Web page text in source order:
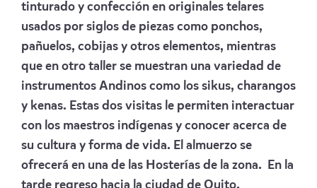
tinturado y confección en originales telares
usados por siglos de piezas como ponchos,
pañuelos, cobijas y otros elementos, mientras
que en otro taller se muestran una variedad de
instrumentos Andinos como los sikus, charangos
y kenas. Estas dos visitas le permiten interactuar
con los maestros indígenas y conocer acerca de
su cultura y forma de vida. El almuerzo se
ofrecerá en una de las Hosterías de la zona. En la
tarde regreso hacia la ciudad de Quito.